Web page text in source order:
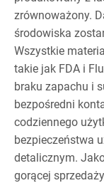
zrównoważony.
środowiska
Wszystkie
takie jak FDA i
braku zapachu i
bezpośredni
codziennego
bezpieczeństwa
detalicznym.
gorącej